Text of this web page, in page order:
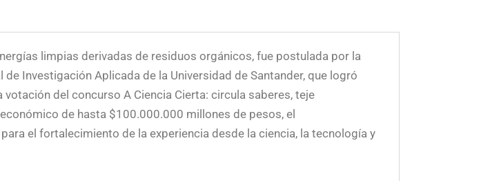
limpias derivadas de residuos orgánicos, fue postulada por la
Investigación Aplicada de la Universidad de Santander, que logró
del concurso A Ciencia Cierta: circula saberes, teje
de hasta $100.000.000 millones de pesos, el
el fortalecimiento de la experiencia desde la ciencia, la tecnología y